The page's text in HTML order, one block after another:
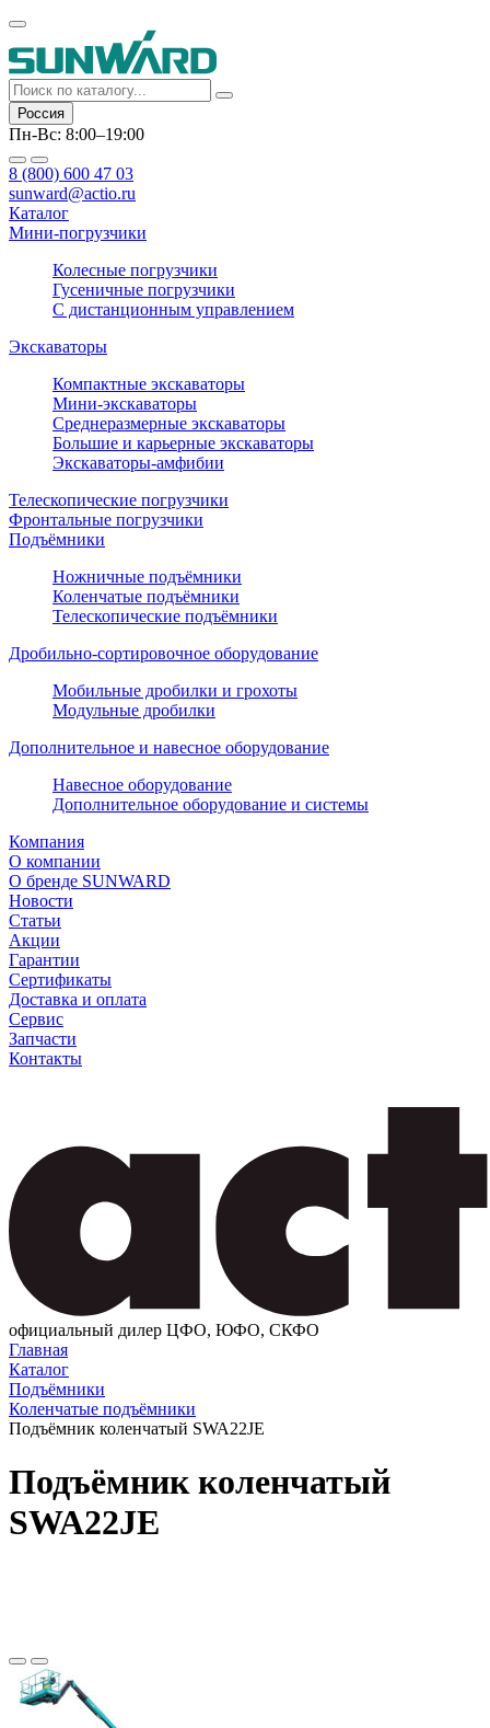
Россия
Пн-Вс: 8:00–19:00
8 (800) 600 47 03
sunward@actio.ru
Каталог
Мини-погрузчики
Колесные погрузчики
Гусеничные погрузчики
С дистанционным управлением
Экскаваторы
Компактные экскаваторы
Мини-экскаваторы
Среднеразмерные экскаваторы
Большие и карьерные экскаваторы
Экскаваторы-амфибии
Телескопические погрузчики
Фронтальные погрузчики
Подъёмники
Ножничные подъёмники
Коленчатые подъёмники
Телескопические подъёмники
Дробильно-сортировочное оборудование
Мобильные дробилки и грохоты
Модульные дробилки
Дополнительное и навесное оборудование
Навесное оборудование
Дополнительное оборудование и системы
Компания
О компании
О бренде SUNWARD
Новости
Статьи
Акции
Гарантии
Сертификаты
Доставка и оплата
Сервис
Запчасти
Контакты
официальный дилер ЦФО, ЮФО, СКФО
Главная
Каталог
Подъёмники
Коленчатые подъёмники
Подъёмник коленчатый SWA22JE
Подъёмник коленчатый
SWA22JE